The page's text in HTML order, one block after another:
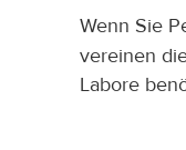
Wenn Sie
vereinen
Labore